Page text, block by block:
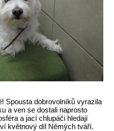
Spousta dobrovolníků vyrazila
a ven se dostali naprosto
a jací chlupáči hledají
květnový díl Němých tváří.